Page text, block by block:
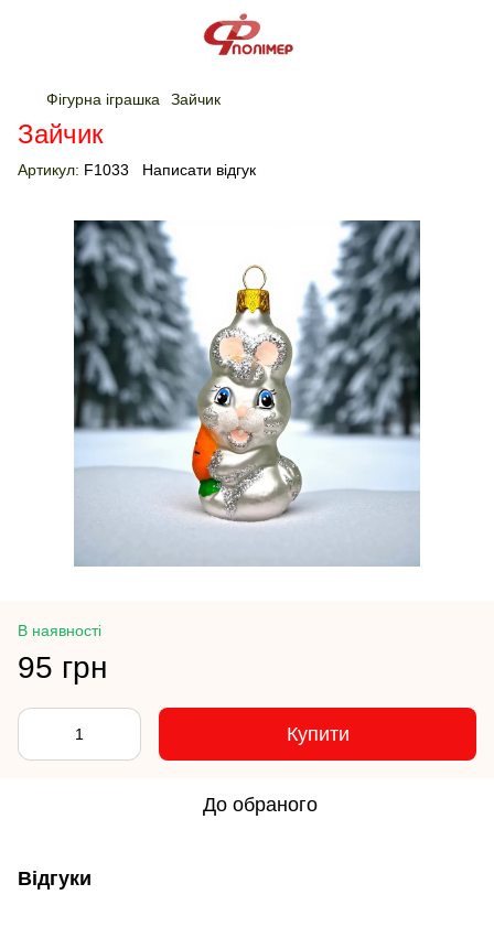
Фігурна іграшка Зайчик
Зайчик
Артикул: F1033 Написати відгук
В наявності
95 грн
Купити
До обраного
Відгуки